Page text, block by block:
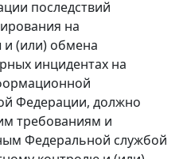
последствий
на
(или) обмена
инцидентах на
Федерации, должно
требованиям и
Федеральной службой